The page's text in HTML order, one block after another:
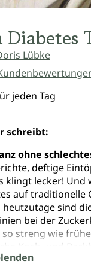
Diabetes
Lübke
jeden Tag
schreibt:
ohne
deftige
klingt lecker! Und
auf traditionelle
heutzutage sind
bei der
streng wie
Koch- und
und